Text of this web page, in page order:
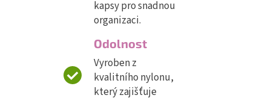
kapsy pro snadnou
organizaci.
Odolnost
Vyroben z
kvalitního nylonu,
který zajišťuje